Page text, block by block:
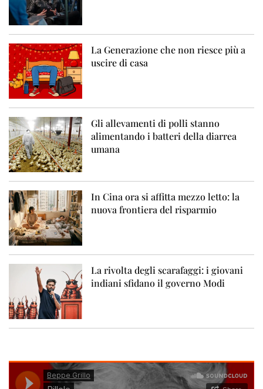
La Generazione che non riesce più a
uscire di casa
Gli allevamenti di polli stanno
alimentando i batteri della diarrea
umana
In Cina ora si affitta mezzo letto: la
nuova frontiera del risparmio
La rivolta degli scarafaggi: i giovani
indiani sfidano il governo Modi